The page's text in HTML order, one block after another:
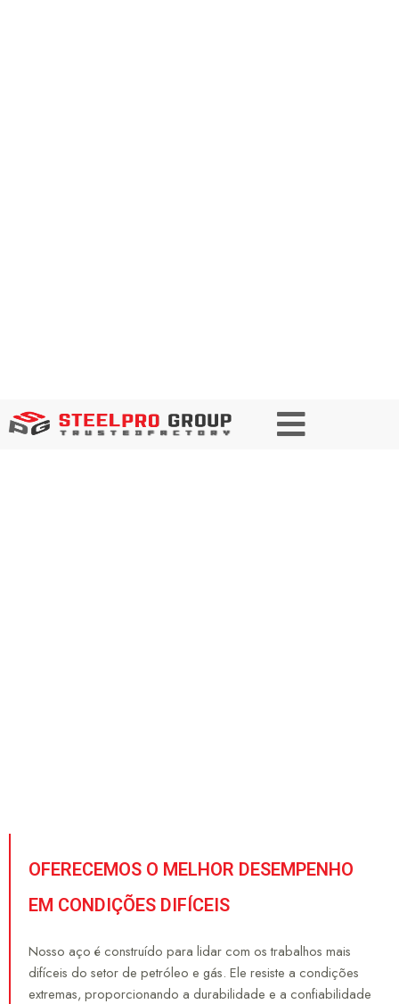
OFERECEMOS O MELHOR DESEMPENHO
EM CONDIÇÕES DIFÍCEIS
Nosso aço é construído para lidar com os trabalhos mais
difíceis do setor de petróleo e gás. Ele resiste a condições
extremas, proporcionando a durabilidade e a confiabilidade